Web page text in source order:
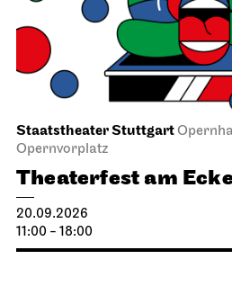
Staatstheater Stuttgart
Opernvorplatz
Theaterfest am
20.09.2026
11:00 - 18:00